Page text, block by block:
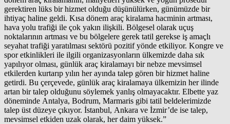
gerektiren lüks bir hizmet olduğu düşünülürken, günümüzde bir
ihtiyaç haline geldi. Kısa dönem araç kiralama hacminin artması,
hava yolu trafiği ile çok yakın ilişkili. Bölgesel olarak uçuş
noktalarının artması ve bu bölgelere gerek tatil gerekse iş amaçlı
seyahat trafiği yaratılması sektörü pozitif yönde etkiliyor. Kongre ve
spor etkinlikleri ile ilgili organizasyonların ülkemizde daha sık
yapılıyor olması, günlük araç kiralamayı bir nebze mevsimsel
etkilerden kurtarıp yılın her ayında talep gören bir hizmet haline
getirdi. Bu çerçevede, günlük araç kiralamaya ülkemizin her ilinde
artan bir talep olduğunu söylemek yanlış olmayacaktır. Elbette yaz
döneminde Antalya, Bodrum, Marmaris gibi tatil beldelerimizde
talep üst düzeye çıkıyor. İstanbul, Ankara ve İzmir’de ise talep,
mevsimsel etkiden uzak olarak, her daim yüksek.”